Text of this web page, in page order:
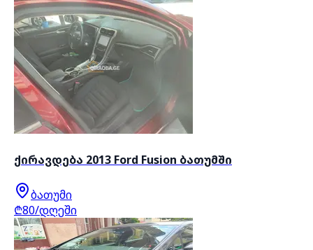
ქირავდება 2013 Ford Fusion ბათუმში
ბათუმი
₾80/დღეში